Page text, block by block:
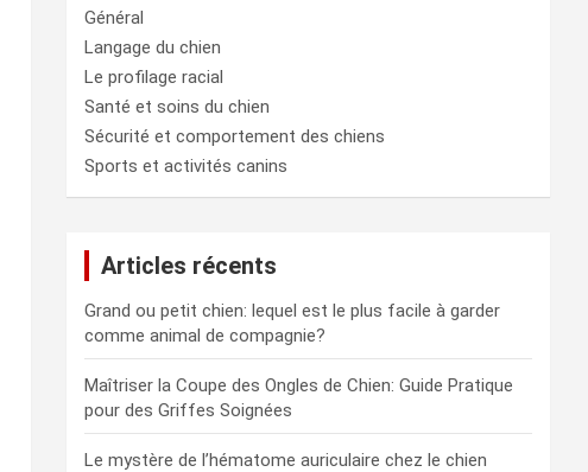
Général
Langage du chien
Le profilage racial
Santé et soins du chien
Sécurité et comportement des chiens
Sports et activités canins
Articles récents
Grand ou petit chien: lequel est le plus facile à garder
comme animal de compagnie?
Maîtriser la Coupe des Ongles de Chien: Guide Pratique
pour des Griffes Soignées
Le mystère de l’hématome auriculaire chez le chien